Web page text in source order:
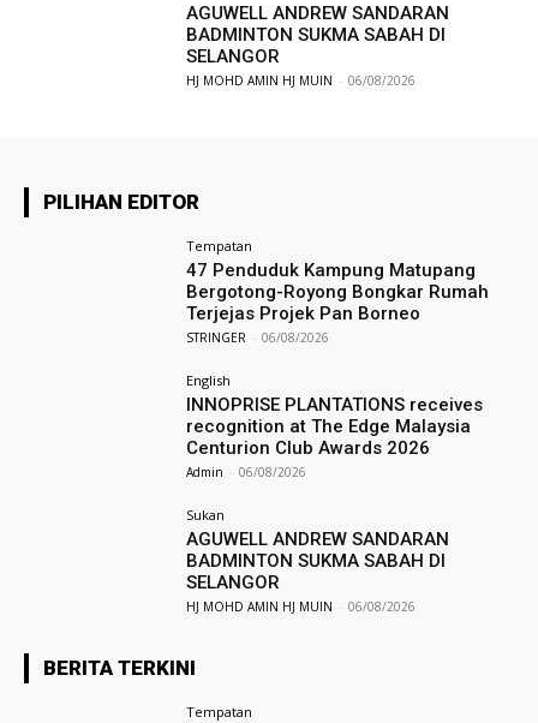
AGUWELL ANDREW SANDARAN
BADMINTON SUKMA SABAH DI
SELANGOR
HJ MOHD AMIN HJ MUIN - 06/08/2026
PILIHAN EDITOR
Tempatan
47 Penduduk Kampung Matupang
Bergotong-Royong Bongkar Rumah
Terjejas Projek Pan Borneo
STRINGER - 06/08/2026
English
INNOPRISE PLANTATIONS receives
recognition at The Edge Malaysia
Centurion Club Awards 2026
Admin - 06/08/2026
Sukan
AGUWELL ANDREW SANDARAN
BADMINTON SUKMA SABAH DI
SELANGOR
HJ MOHD AMIN HJ MUIN - 06/08/2026
BERITA TERKINI
Tempatan